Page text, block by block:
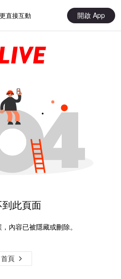
直接互動 開啟 App
此頁面
內容已被隱藏或刪除。
首頁